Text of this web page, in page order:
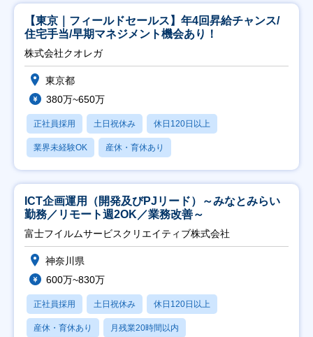
【東京｜フィールドセールス】年4回昇給チャンス/
住宅手当/早期マネジメント機会あり！
株式会社クオレガ
東京都
380万~650万
正社員採用 土日祝休み 休日120日以上
業界未経験OK 産休・育休あり
ICT企画運用（開発及びPJリード）～みなとみらい
勤務／リモート週2OK／業務改善～
富士フイルムサービスクリエイティブ株式会社
神奈川県
600万~830万
正社員採用 土日祝休み 休日120日以上
産休・育休あり 月残業20時間以内